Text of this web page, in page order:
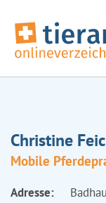
Christine
Mobile
Adresse: